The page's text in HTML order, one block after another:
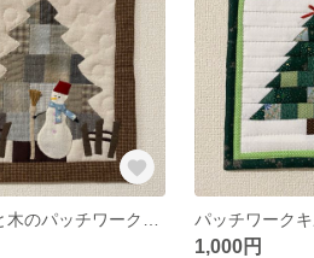
1,000円